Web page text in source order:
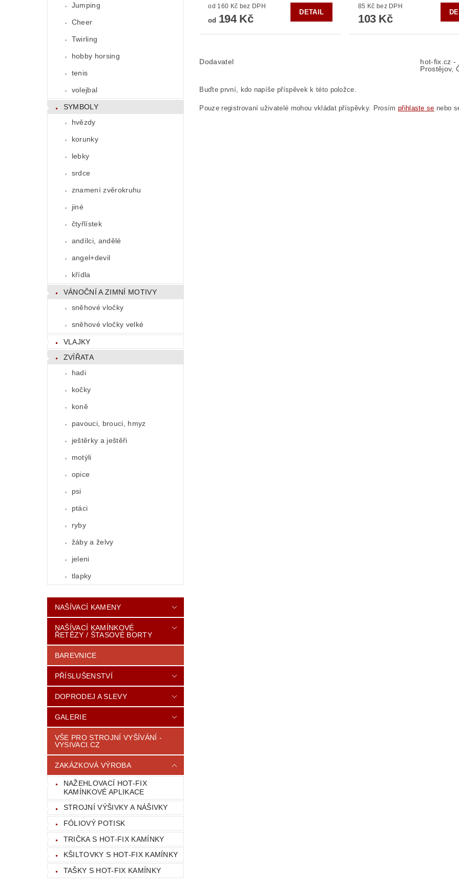
Jumping
Cheer
Twirling
hobby horsing
tenis
volejbal
SYMBOLY
hvězdy
korunky
lebky
srdce
znamení zvěrokruhu
jiné
čtyřlístek
andílci, andělé
angel+devil
křídla
VÁNOČNÍ A ZIMNÍ MOTIVY
sněhové vločky
sněhové vločky velké
VLAJKY
ZVÍŘATA
hadi
kočky
koně
pavouci, brouci, hmyz
ještěrky a ještěři
motýli
opice
psi
ptáci
ryby
žáby a želvy
jeleni
tlapky
NAŠÍVACÍ KAMENY
NAŠÍVACÍ KAMÍNKOVÉ
ŘETĚZY / ŠTASOVÉ BORTY
BAREVNICE
PŘÍSLUŠENSTVÍ
DOPRODEJ A SLEVY
GALERIE
VŠE PRO STROJNÍ VYŠÍVÁNÍ -
VYSIVACI.CZ
ZAKÁZKOVÁ VÝROBA
NAŽEHLOVACÍ HOT-FIX
KAMÍNKOVÉ APLIKACE
STROJNÍ VÝŠIVKY A NÁŠIVKY
FÓLIOVÝ POTISK
TRIČKA S HOT-FIX KAMÍNKY
KŠILTOVKY S HOT-FIX KAMÍNKY
TAŠKY S HOT-FIX KAMÍNKY
od 160 Kč bez DPH
od 194 Kč
DETAIL
85 Kč bez DPH
103 Kč
Dodavatel
hot-fix.cz -
Prostějov,
Buďte první, kdo napíše příspěvek k této položce.
Pouze registrovaní uživatelé mohou vkládat příspěvky. Prosím přihlaste se nebo